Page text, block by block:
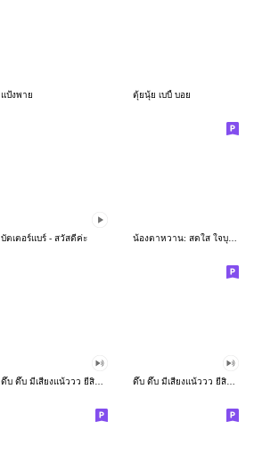
แป้งพาย ตุ้ยนุ้ย เบบี้ บอย
บัตเตอร์แบร์ - สวัสดีค่ะ น้องตาหวาน: สดใส ใจบุญ (สีพาสเทล)
ดึ๊บ ดึ๊บ มีเสียงแน้ววว ยี่สิบเจ็ด ดึ๊บ ดึ๊บ มีเสียงแน้ววว ยี่สิบหก